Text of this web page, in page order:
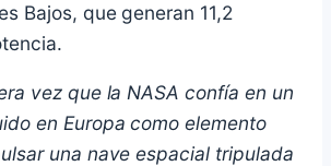
Bajos, que generan 11,2
vez que la NASA confía en un
en Europa como elemento
una nave espacial tripulada